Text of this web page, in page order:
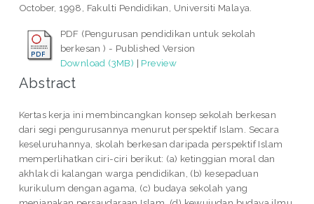
October, 1998, Fakulti Pendidikan, Universiti Malaya.
PDF (Pengurusan pendidikan untuk sekolah
berkesan ) - Published Version
Download (3MB) | Preview
Abstract
Kertas kerja ini membincangkan konsep sekolah berkesan
dari segi pengurusannya menurut perspektif Islam. Secara
keseluruhannya, skolah berkesan daripada perspektif Islam
memperlihatkan ciri-ciri berikut: (a) ketinggian moral dan
akhlak di kalangan warga pendidikan, (b) kesepaduan
kurikulum dengan agama, (c) budaya sekolah yang